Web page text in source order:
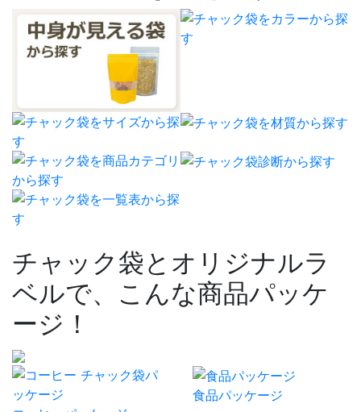
チャック袋とオリジナルラ
ベルで、こんな商品パッケ
ージ！
食品パッケージ